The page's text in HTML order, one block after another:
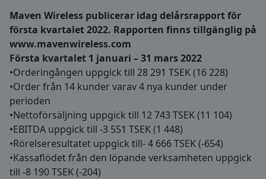
Maven Wireless publicerar idag delårsrapport för
första kvartalet 2022. Rapporten finns tillgänglig på
www.mavenwireless.com
Första kvartalet 1 januari – 31 mars 2022
•Orderingången uppgick till 28 291 TSEK (16 228)
•Order från 14 kunder varav 4 nya kunder under
perioden
•Nettoförsäljning uppgick till 12 743 TSEK (11 104)
•EBITDA uppgick till -3 551 TSEK (1 448)
•Rörelseresultatet uppgick till- 4 666 TSEK (-654)
•Kassaflödet från den löpande verksamheten uppgick
till -8 190 TSEK (-204)